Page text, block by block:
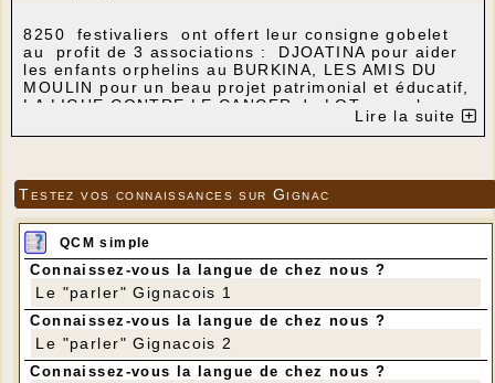
8250 festivaliers ont offert leur consigne gobelet
au profit de 3 associations : DJOATINA pour aider
les enfants orphelins au BURKINA, LES AMIS DU
MOULIN pour un beau projet patrimonial et éducatif,
LA LIGUE CONTRE LE CANCER du LOT pour la
recherche et le soutien aux familles. Ainsi ce
seront 8250 € + 2550 € ( ajoutés par
remis à chaque association . Un beau geste et un
clin d ' oeil amical aux citoyens de notre
commune qui supportent avec bienveillance
quelques nuisances.
Bravo aux bénévoles des trois associations
présents les 3 soirées sur la prairie du Tourron de
20h à 3 h du matin.
Lire la suite
Testez vos connaissances sur Gignac
QCM simple
Connaissez-vous la langue de chez nous ?
Le "parler" Gignacois 1
Connaissez-vous la langue de chez nous ?
Le "parler" Gignacois 2
Connaissez-vous la langue de chez nous ?